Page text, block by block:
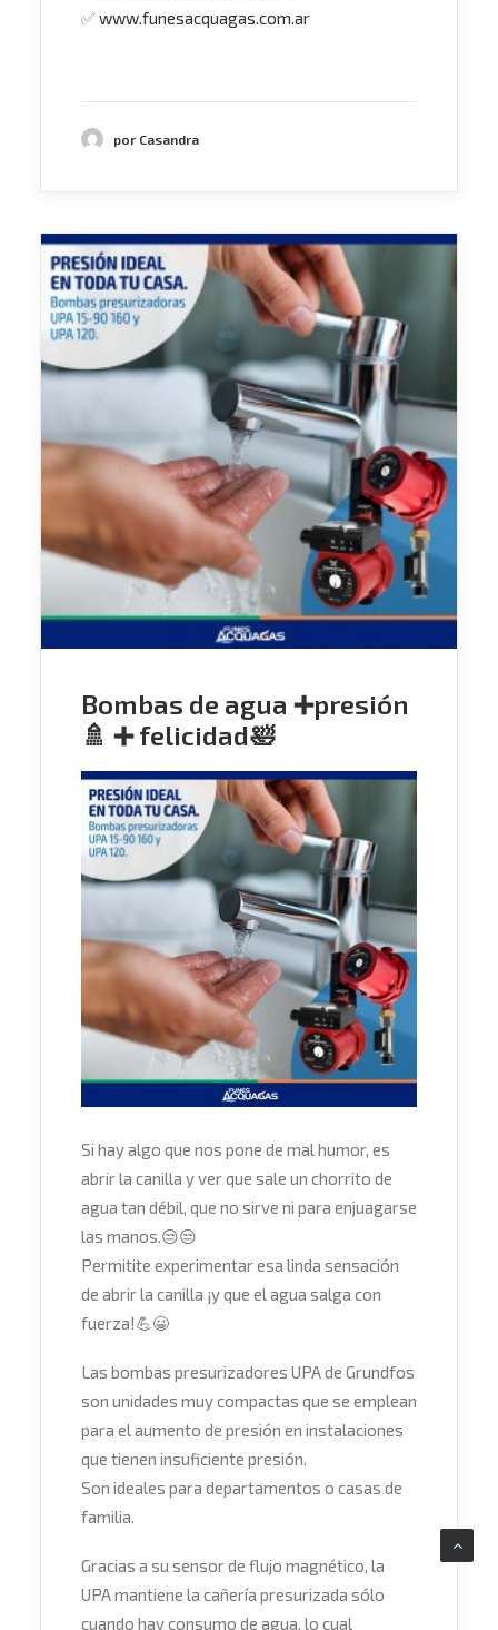
✅www.funesacquagas.com.ar
por Casandra
Bombas de agua ➕presión
🚿 ➕ felicidad🛀
Si hay algo que nos pone de mal humor, es
abrir la canilla y ver que sale un chorrito de
agua tan débil, que no sirve ni para enjuagarse
las manos.😒😒
Permitite experimentar esa linda sensación
de abrir la canilla ¡y que el agua salga con
fuerza!💪😀
Las bombas presurizadores UPA de Grundfos
son unidades muy compactas que se emplean
para el aumento de presión en instalaciones
que tienen insuficiente presión.
Son ideales para departamentos o casas de
familia.
Gracias a su sensor de flujo magnético, la
UPA mantiene la cañería presurizada sólo
cuando hay consumo de agua, lo cual